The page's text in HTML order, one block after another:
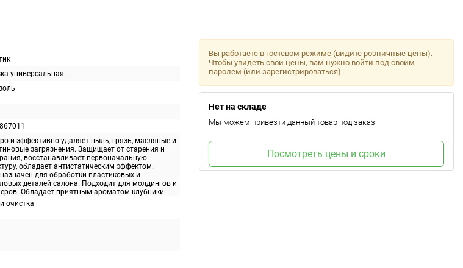
универсальная
и эффективно удаляет пыль, грязь, масляные и
загрязнения. Защищает от старения и
восстанавливает первоначальную
обладает антистатическим эффектом.
для обработки пластиковых и
деталей салона. Подходит для молдингов и
Обладает приятным ароматом клубники.
очистка
Вы работаете в гостевом режиме (видите розничные цены).
Чтобы увидеть свои цены, вам нужно войти под своим
паролем (или зарегистрироваться).
Нет на складе
Мы можем привезти данный товар под заказ.
Посмотреть цены и сроки